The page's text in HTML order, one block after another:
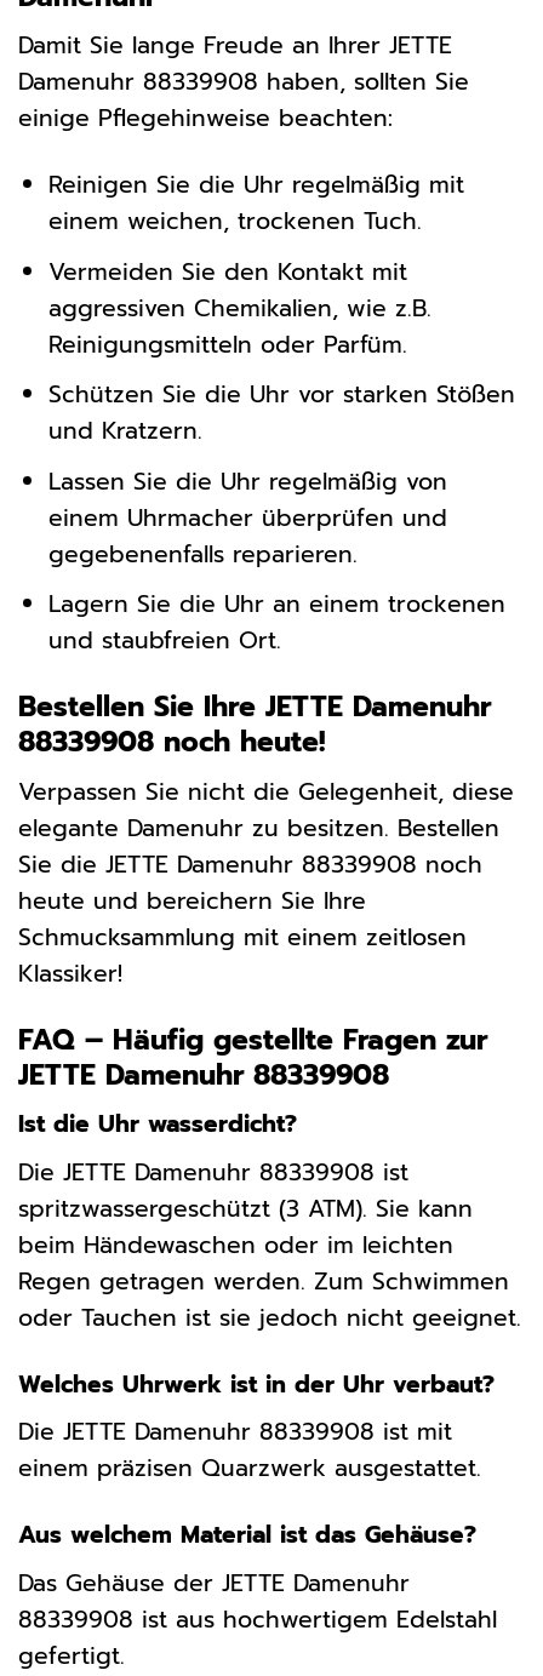
Damit Sie lange Freude an Ihrer JETTE
Damenuhr 88339908 haben, sollten Sie
einige Pflegehinweise beachten:
Reinigen Sie die Uhr regelmäßig mit
einem weichen, trockenen Tuch.
Vermeiden Sie den Kontakt mit
aggressiven Chemikalien, wie z.B.
Reinigungsmitteln oder Parfüm.
Schützen Sie die Uhr vor starken Stößen
und Kratzern.
Lassen Sie die Uhr regelmäßig von
einem Uhrmacher überprüfen und
gegebenenfalls reparieren.
Lagern Sie die Uhr an einem trockenen
und staubfreien Ort.
Bestellen Sie Ihre JETTE Damenuhr
88339908 noch heute!
Verpassen Sie nicht die Gelegenheit, diese
elegante Damenuhr zu besitzen. Bestellen
Sie die JETTE Damenuhr 88339908 noch
heute und bereichern Sie Ihre
Schmucksammlung mit einem zeitlosen
Klassiker!
FAQ – Häufig gestellte Fragen zur
JETTE Damenuhr 88339908
Ist die Uhr wasserdicht?
Die JETTE Damenuhr 88339908 ist
spritzwassergeschützt (3 ATM). Sie kann
beim Händewaschen oder im leichten
Regen getragen werden. Zum Schwimmen
oder Tauchen ist sie jedoch nicht geeignet.
Welches Uhrwerk ist in der Uhr verbaut?
Die JETTE Damenuhr 88339908 ist mit
einem präzisen Quarzwerk ausgestattet.
Aus welchem Material ist das Gehäuse?
Das Gehäuse der JETTE Damenuhr
88339908 ist aus hochwertigem Edelstahl
gefertigt.